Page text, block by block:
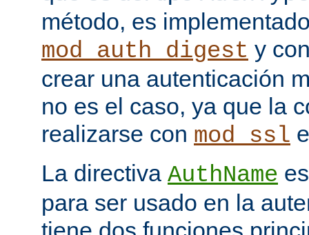
método, es
mod_auth_digest y
crear una autenticación
no es el caso, ya que la
realizarse con mod_ssl
La directiva AuthName
para ser usado en la